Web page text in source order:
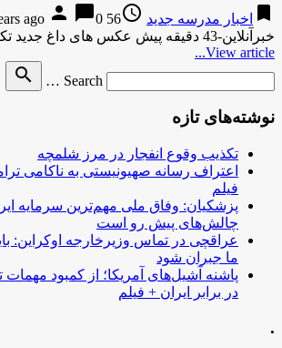
bookmark اخبار مدرسه جدید access_time
56 years ago
person chat_bubble0
خبرآنلاین-43 دقیقه پیش عکس های داغ جدید تکنولوژی جدید
View article...
Search …
search
نوشته‌های تازه
تکذیب وقوع انفجار در مرز شلمچه
اعتراف رسانه صهیونیستی به ناکامی
فیلم
پزشکیان: وفاق ملی مهم‌ترین سرمایه
چالش‌های پیش رو است
عراقچی در تماس وزیرخارجه اوکراین:
ما جبران شود
پاشنه آشیل‌های آمریکا؛ از کمبود
در برابر ایران + فیلم
.